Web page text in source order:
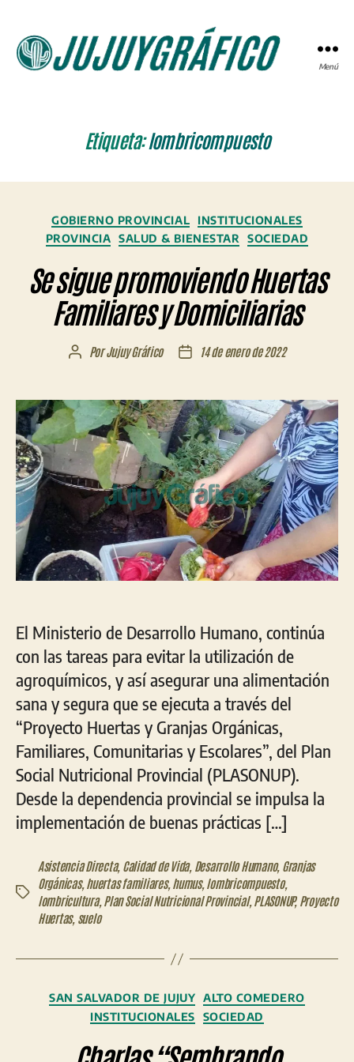
Menú
Etiqueta:lombricompuesto
Categorías
GOBIERNO PROVINCIAL
INSTITUCIONALES
PROVINCIA
SALUD & BIENESTAR SOCIEDAD
Se sigue promoviendo Huertas
Familiares y Domiciliarias
Autor
entrada
PorJujuy Gráfico
Fecha
entrada
14 de enero de 2022
El Ministerio de Desarrollo Humano, continúa
con las tareas para evitar la utilización de
agroquímicos, y así asegurar una alimentación
sana y segura que se ejecuta a través del
“Proyecto Huertas y Granjas Orgánicas,
Familiares, Comunitarias y Escolares”, del Plan
Social Nutricional Provincial (PLASONUP).
Desde la dependencia provincial se impulsa la
implementación de buenas prácticas […]
Etiquetas
Asistencia Directa, Calidad de Vida, Desarrollo Humano, Granjas
Orgánicas, huertas familiares, humus, lombricompuesto,
lombricultura, Plan Social Nutricional Provincial, PLASONUP, Proyecto
Huertas, suelo
Categorías
SAN SALVADOR DE JUJUY ALTO COMEDERO
INSTITUCIONALES
SOCIEDAD